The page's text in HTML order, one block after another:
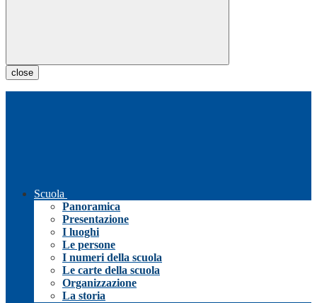
close
Scuola
Panoramica
Presentazione
I luoghi
Le persone
I numeri della scuola
Le carte della scuola
Organizzazione
La storia